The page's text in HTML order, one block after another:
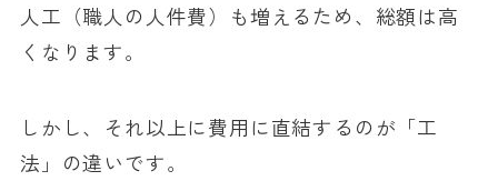
人工（職人の人件費）も増えるため、総額は高
くなります。
しかし、それ以上に費用に直結するのが「工
法」の違いです。